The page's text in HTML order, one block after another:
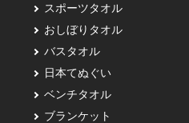
スポーツタオル
おしぼりタオル
バスタオル
日本てぬぐい
ベンチタオル
ブランケット